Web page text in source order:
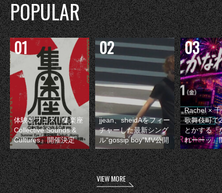
POPULAR
体験型フェス『集楽座
Collective Sounds &
Cultures』開催決定
jjean、sheidAをフィー
チャーした最新シング
ル“gossip boy”MV公開
Rachel ×
歌舞伎町で
とかする『
れーーッ』
VIEW MORE